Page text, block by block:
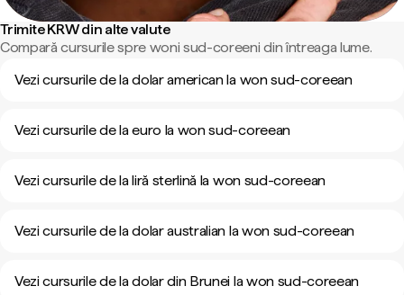
Trimite KRW din alte valute
Compară cursurile spre woni sud-coreeni din întreaga lume.
Vezi cursurile de la dolar american la won sud-coreean
Vezi cursurile de la euro la won sud-coreean
Vezi cursurile de la liră sterlină la won sud-coreean
Vezi cursurile de la dolar australian la won sud-coreean
Vezi cursurile de la dolar din Brunei la won sud-coreean